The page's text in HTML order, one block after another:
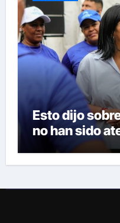
Esto dijo
no han sido